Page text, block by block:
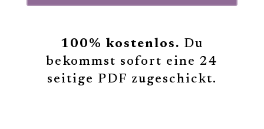
100% kostenlos. Du
bekommst sofort eine 24
seitige PDF zugeschickt.